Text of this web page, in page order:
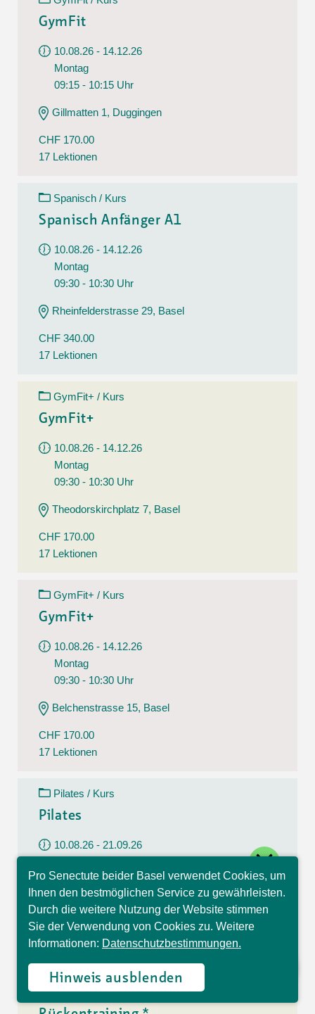
GymFit
10.08.26 - 14.12.26
Montag
09:15 - 10:15 Uhr
Gillmatten 1, Duggingen
CHF 170.00
17 Lektionen
Spanisch / Kurs
Spanisch Anfänger A1
10.08.26 - 14.12.26
Montag
09:30 - 10:30 Uhr
Rheinfelderstrasse 29, Basel
CHF 340.00
17 Lektionen
GymFit+ / Kurs
GymFit+
10.08.26 - 14.12.26
Montag
09:30 - 10:30 Uhr
Theodorskirchplatz 7, Basel
CHF 170.00
17 Lektionen
GymFit+ / Kurs
GymFit+
10.08.26 - 14.12.26
Montag
09:30 - 10:30 Uhr
Belchenstrasse 15, Basel
CHF 170.00
17 Lektionen
Pilates / Kurs
Pilates
10.08.26 - 21.09.26
09:30 - 10:30 Uhr
Im Westfeld 6, Basel
CHF 140.00
7 Lektionen
Rückentraining / Kurs
Pro Senectute beider Basel verwendet Cookies, um
Ihnen den bestmöglichen Service zu gewährleisten.
Durch die weitere Nutzung der Website stimmen
Sie der Verwendung von Cookies zu. Weitere
Informationen: Datenschutzbestimmungen.
Hinweis ausblenden
Hallo, ich bin Sophia und
beantworte gerne Ihre
Fragen.
close